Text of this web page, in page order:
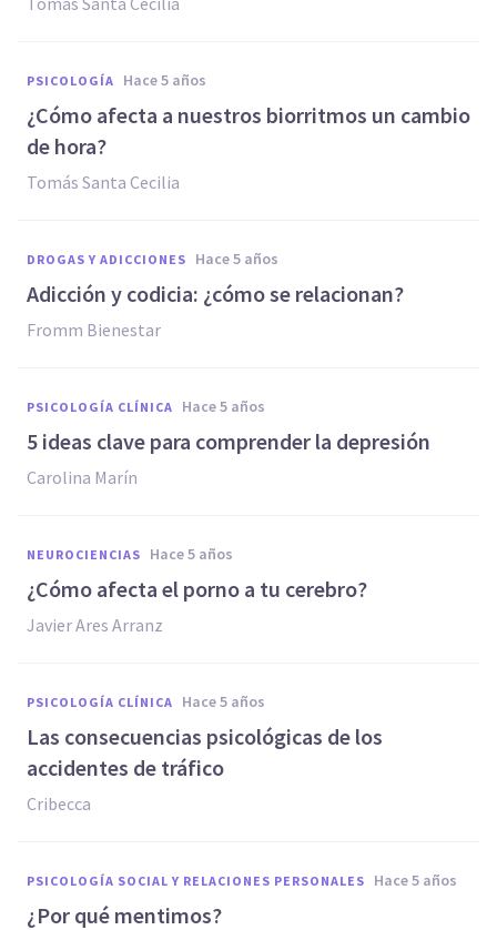
PSICOLOGÍA hace 5 años
¿Cómo afecta a nuestros biorritmos un cambio
de hora?
Tomás Santa Cecilia
DROGAS Y ADICCIONES hace 5 años
Adicción y codicia: ¿cómo se relacionan?
Fromm Bienestar
PSICOLOGÍA CLÍNICA hace 5 años
5 ideas clave para comprender la depresión
Carolina Marín
NEUROCIENCIAS hace 5 años
¿Cómo afecta el porno a tu cerebro?
Javier Ares Arranz
PSICOLOGÍA CLÍNICA hace 5 años
Las consecuencias psicológicas de los
accidentes de tráfico
Cribecca
PSICOLOGÍA SOCIAL Y RELACIONES PERSONALES hace 5 años
¿Por qué mentimos?